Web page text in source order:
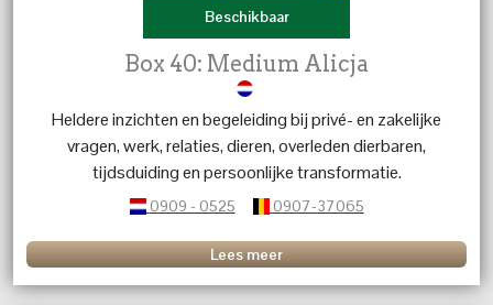
Beschikbaar
Box 40: Medium Alicja
Heldere inzichten en begeleiding bij privé- en zakelijke
vragen, werk, relaties, dieren, overleden dierbaren,
tijdsduiding en persoonlijke transformatie.
0909 - 0525 0907-37065
Lees meer